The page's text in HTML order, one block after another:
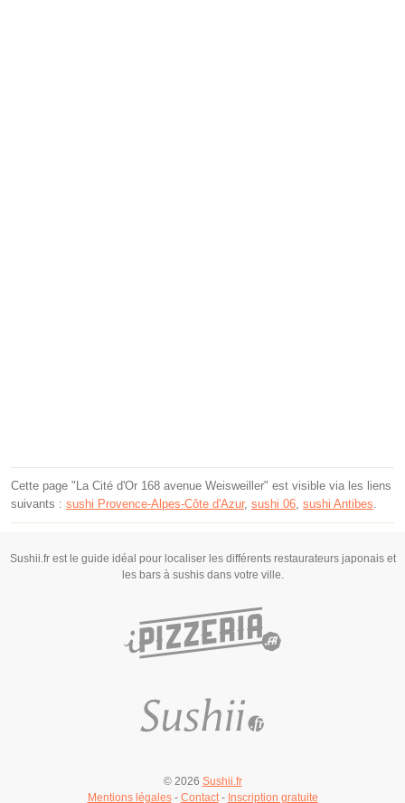
Cette page "La Cité d'Or 168 avenue Weisweiller" est visible via les liens
suivants : sushi Provence-Alpes-Côte d'Azur, sushi 06, sushi Antibes.
Sushii.fr est le guide idéal pour localiser les différents restaurateurs japonais et
les bars à sushis dans votre ville.
© 2026 Sushii.fr
Mentions légales- Contact- Inscription gratuite